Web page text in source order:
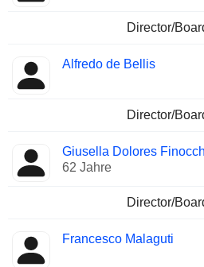
Director/
Alfredo de Bellis
Director/
Giusella Dolores
62 Jahre
Director/
Francesco Malaguti